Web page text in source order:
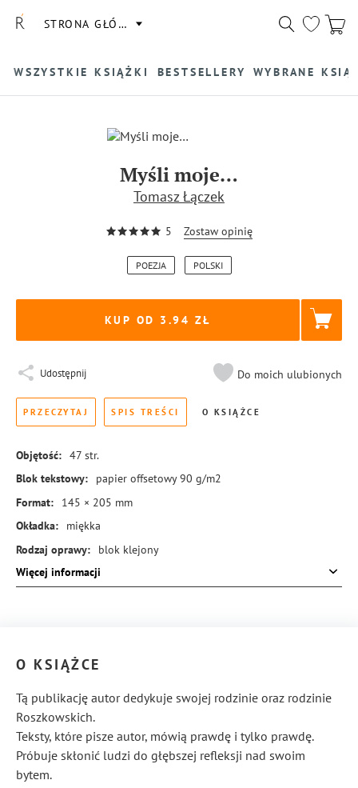
STRONA GŁÓWNA
WSZYSTKIE KSIĄŻKI BESTSELLERY WYBRANE
Myśli moje…
Tomasz Łączek
5 Zostaw opinię
POEZJA POLSKI
KUP OD 3.94
Udostępnij Do moich ulubionych
PRZECZYTAJ SPIS TREŚCI O KSIĄŻCE
Objętość: 47 str.
Blok tekstowy:
papier offsetowy 90 g/m2
Format:
145 × 205 mm
Okładka:
miękka
Rodzaj oprawy:
blok klejony
ISBN:
978-83-8245-053-8
Więcej informacji
O KSIĄŻCE
Tą publikację autor dedykuje swojej rodzinie oraz rodzinie
Roszkowskich.
Teksty, które pisze autor, mówią prawdę i tylko prawdę.
Próbuje skłonić ludzi do głębszej refleksji nad swoim
bytem.